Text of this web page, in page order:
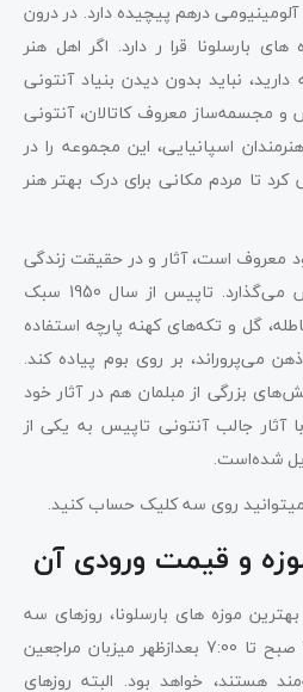
درهم پیچیده دارد. در درون
بارسلونا قرا ر دارد. اگر اهل هنر
نباید بدون دیدن بنیاد آنتونی
و مجسمه‌ساز معروف کاتالان، آنتونی
اسپانیایی، این مجموعه را در
سال 1984 تاسیس کرد تا مردم مکانی برای درک بهتر هنر
معروف است، آثار و در حقیقت زندگی
خود را در این بنیاد به نمایش می‌گذارد. تاپیس از سال 1950 سبک
گل و تکه‌های کهنه پارچه استفاده
می‌پروراند، بر روی بوم پیاده کند.
بزرگی از مبلمان هم در آثار خود
آثار جالب آنتونی تاپیس به یکی از
شده‌است.
میتوانید روی سه کلیک حساب کنید.
و قیمت ورودی آن
موزه های بارسلونا، روزهای سه
شنبه تا شنبه، از ساعت 10:00 صبح تا 7:00 بعدازظهر میزبان مراجعین
هستند، خواهد بود. البته روزهای